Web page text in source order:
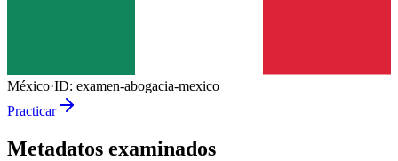
México·ID: examen-abogacia-mexico
Practicar
Metadatos examinados